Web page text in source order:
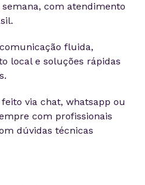
com atendimento
fluida,
local e soluções rápidas
via chat, whatsapp ou
com profissionais
dúvidas técnicas